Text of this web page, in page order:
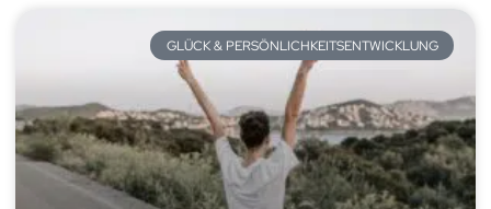
GLÜCK & PERSÖNLICHKEITSENTWICKLUNG